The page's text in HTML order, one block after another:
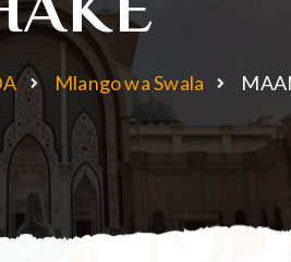
Mlango wa Swala